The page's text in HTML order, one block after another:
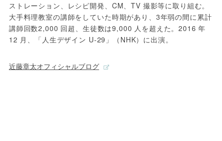
ストレーション、レシピ開発、CM、TV 撮影等に取り組む。
大手料理教室の講師をしていた時期があり、3年弱の間に累計
講師回数2,000 回超、生徒数は9,000 人を超えた。2016 年
12 月、「人生デザイン U-29」（NHK）に出演。
近藤章太オフィシャルブログ